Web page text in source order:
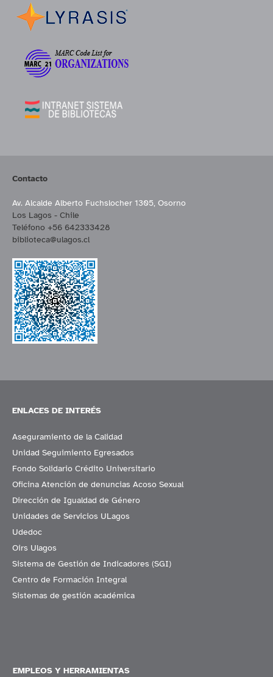
Contacto
Av. Alcalde Alberto Fuchslocher 1305, Osorno
Los Lagos - Chile
Teléfono +56 642333428
biblioteca@ulagos.cl
ENLACES DE INTERÉS
Aseguramiento de la Calidad
Unidad Seguimiento Egresados
Fondo Solidario Crédito Universitario
Oficina Atención de denuncias Acoso Sexual
Dirección de Igualdad de Género
Unidades de Servicios ULagos
Udedoc
Oirs Ulagos
Sistema de Gestión de Indicadores (SGI)
Centro de Formación Integral
Sistemas de gestión académica
EMPLEOS Y HERRAMIENTAS